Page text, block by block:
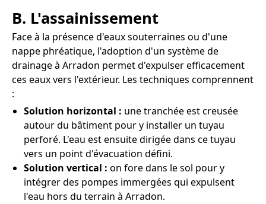
B. L'assainissement
Face à la présence d'eaux souterraines ou d'une
nappe phréatique, l'adoption d'un système de
drainage à Arradon permet d'expulser efficacement
ces eaux vers l'extérieur. Les techniques comprennent
:
Solution horizontal : une tranchée est creusée
autour du bâtiment pour y installer un tuyau
perforé. L'eau est ensuite dirigée dans ce tuyau
vers un point d'évacuation défini.
Solution vertical : on fore dans le sol pour y
intégrer des pompes immergées qui expulsent
l'eau hors du terrain à Arradon.